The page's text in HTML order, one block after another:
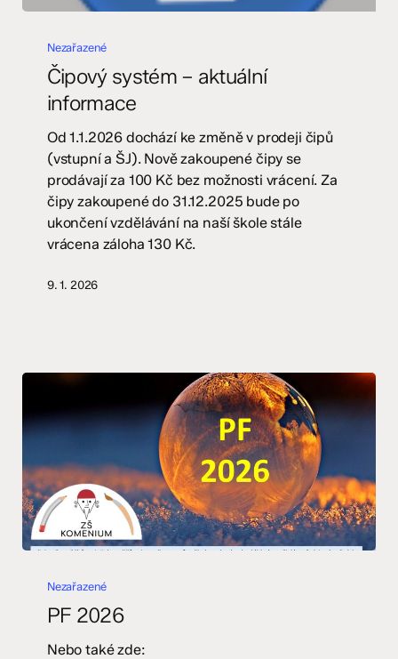
systém
aktuální
informace
Nezařazené
Čipový systém – aktuální
informace
Od 1.1.2026 dochází ke změně v prodeji čipů
(vstupní a ŠJ). Nově zakoupené čipy se
prodávají za 100 Kč bez možnosti vrácení. Za
čipy zakoupené do 31.12.2025 bude po
ukončení vzdělávání na naší škole stále
vrácena záloha 130 Kč.
9. 1. 2026
2026Nezařazené
PF 2026
Nebo také zde: